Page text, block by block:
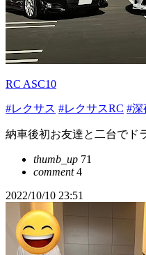
RC ASC10
#レクサス #レクサスRC #深
納車後初お友達と二台でド
thumb_up 71
comment4
2022/10/10 23:51